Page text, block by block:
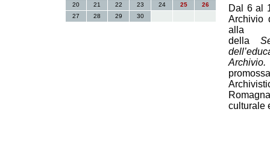
Dal 6 al
Archivio
alla
della
culturale
20
21 22 23 24 25
26
27
28 29 30